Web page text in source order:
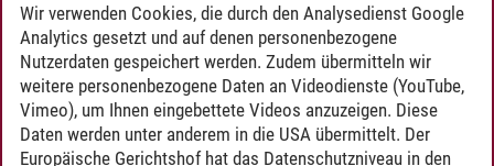
Wir verwenden Cookies, die durch den Analysedienst Google
Analytics gesetzt und auf denen personenbezogene
Nutzerdaten gespeichert werden. Zudem übermitteln wir
weitere personenbezogene Daten an Videodienste (YouTube,
Vimeo), um Ihnen eingebettete Videos anzuzeigen. Diese
Daten werden unter anderem in die USA übermittelt. Der
Europäische Gerichtshof hat das Datenschutzniveau in den